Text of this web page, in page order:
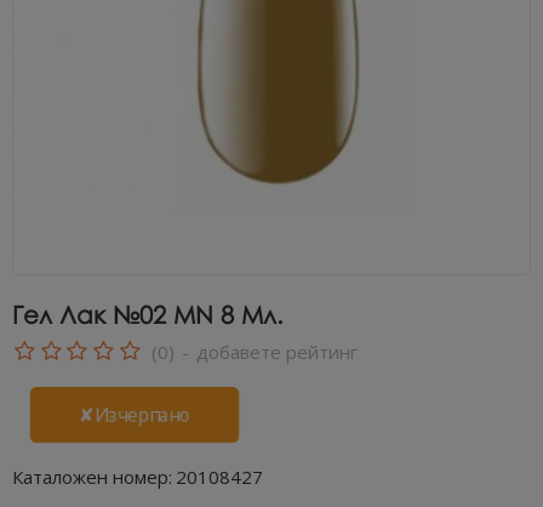
Гел Лак №02 MN 8 Мл.
✘Изчерпано
Каталожен номер: 20108427
(0) - добавете рейтинг